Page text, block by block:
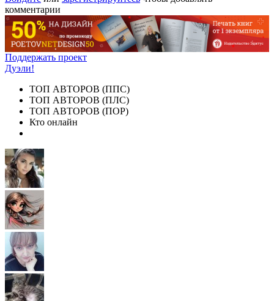
комментарии
Поддержать проект
Дуэли!
ТОП АВТОРОВ (ППС)
ТОП АВТОРОВ (ПЛС)
ТОП АВТОРОВ (ПОР)
Кто онлайн